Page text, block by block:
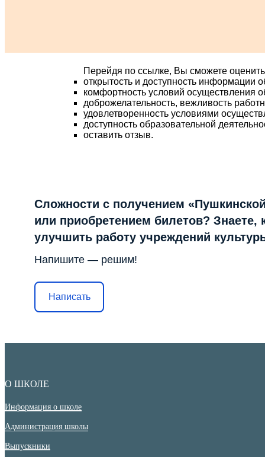
Перейдя по ссылке, Вы сможете
открытость и доступность информации
комфортность условий осуществления
доброжелательность, вежливость
удовлетворенность условиями
доступность образовательной
оставить отзыв.
Сложности с получением
или приобретением билетов? Знаете,
улучшить работу учреждений
Напишите — решим!
Написать
О ШКОЛЕ
Информация о школе
Администрация школы
Выпускники